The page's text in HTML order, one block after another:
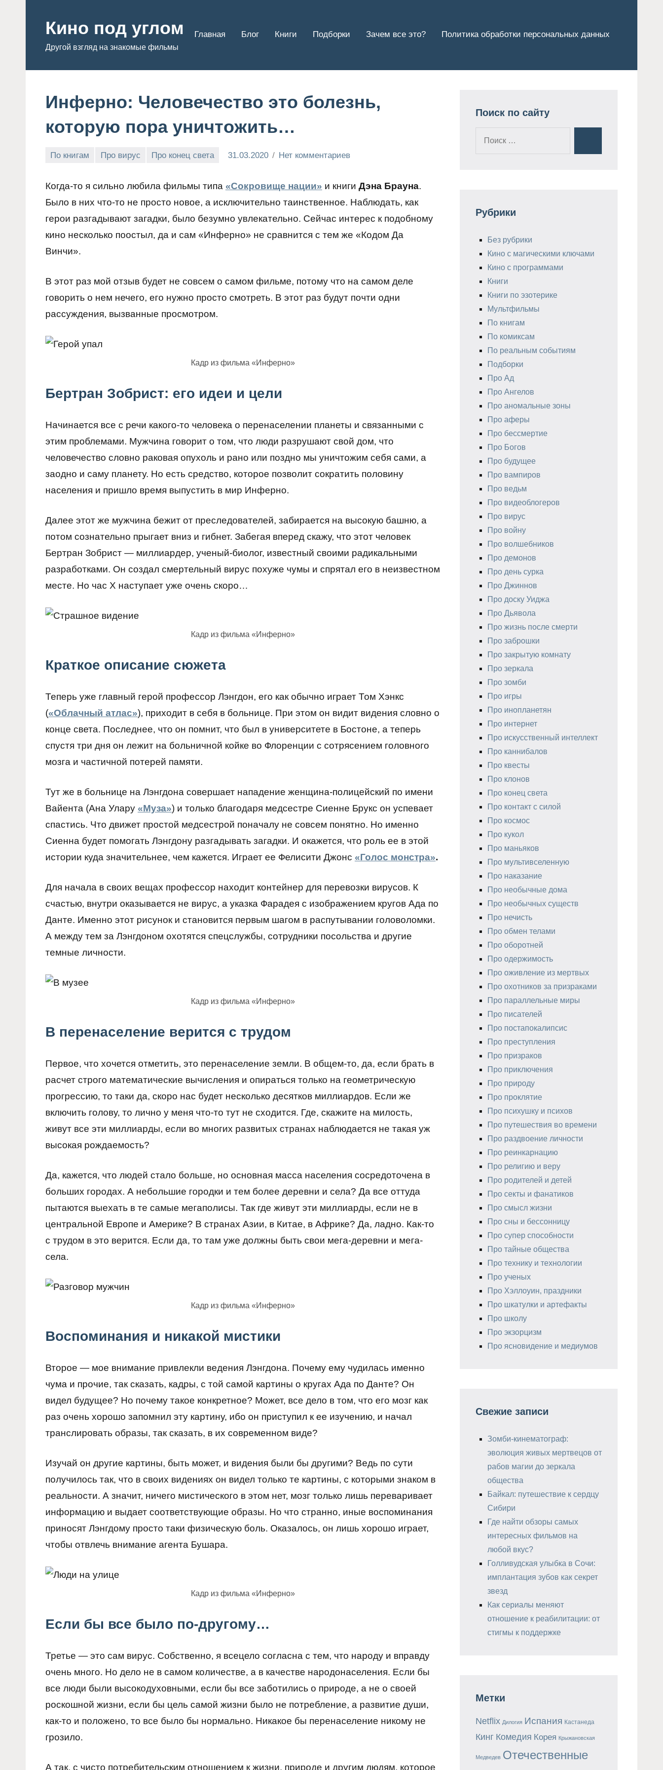
содержимому
Кино под углом
Другой взгляд на знакомые фильмы
Главная Блог Книги Подборки Зачем все это? Политика обработки персональных данных
Инферно: Человечество это болезнь,
которую пора уничтожить…
По книгам Про вирус Про конец света 31.03.2020 Нет комментариев
Когда-то я сильно любила фильмы типа «Сокровище нации» и книги Дэна Брауна.
Было в них что-то не просто новое, а исключительно таинственное. Наблюдать, как
герои разгадывают загадки, было безумно увлекательно. Сейчас интерес к подобному
кино несколько поостыл, да и сам «Инферно» не сравнится с тем же «Кодом Да
Винчи».
В этот раз мой отзыв будет не совсем о самом фильме, потому что на самом деле
говорить о нем нечего, его нужно просто смотреть. В этот раз будут почти одни
рассуждения, вызванные просмотром.
Кадр из фильма «Инферно»
Бертран Зобрист: его идеи и цели
Начинается все с речи какого-то человека о перенаселении планеты и связанными с
этим проблемами. Мужчина говорит о том, что люди разрушают свой дом, что
человечество словно раковая опухоль и рано или поздно мы уничтожим себя сами, а
заодно и саму планету. Но есть средство, которое позволит сократить половину
населения и пришло время выпустить в мир Инферно.
Далее этот же мужчина бежит от преследователей, забирается на высокую башню, а
потом сознательно прыгает вниз и гибнет. Забегая вперед скажу, что этот человек
Бертран Зобрист — миллиардер, ученый-биолог, известный своими радикальными
разработками. Он создал смертельный вирус похуже чумы и спрятал его в неизвестном
месте. Но час Х наступает уже очень скоро…
Кадр из фильма «Инферно»
Краткое описание сюжета
Теперь уже главный герой профессор Лэнгдон, его как обычно играет Том Хэнкс
(«Облачный атлас»), приходит в себя в больнице. При этом он видит видения словно о
конце света. Последнее, что он помнит, что был в университете в Бостоне, а теперь
спустя три дня он лежит на больничной койке во Флоренции с сотрясением головного
мозга и частичной потерей памяти.
Тут же в больнице на Лэнгдона совершает нападение женщина-полицейский по имени
Вайента (Ана Улару «Муза») и только благодаря медсестре Сиенне Брукс он успевает
спастись. Что движет простой медсестрой поначалу не совсем понятно. Но именно
Сиенна будет помогать Лэнгдону разгадывать загадки. И окажется, что роль ее в этой
истории куда значительнее, чем кажется. Играет ее Фелисити Джонс «Голос монстра».
Для начала в своих вещах профессор находит контейнер для перевозки вирусов. К
счастью, внутри оказывается не вирус, а указка Фарадея с изображением кругов Ада по
Данте. Именно этот рисунок и становится первым шагом в распутывании головоломки.
А между тем за Лэнгдоном охотятся спецслужбы, сотрудники посольства и другие
темные личности.
Кадр из фильма «Инферно»
В перенаселение верится с трудом
Первое, что хочется отметить, это перенаселение земли. В общем-то, да, если брать в
расчет строго математические вычисления и опираться только на геометрическую
прогрессию, то таки да, скоро нас будет несколько десятков миллиардов. Если же
включить голову, то лично у меня что-то тут не сходится. Где, скажите на милость,
живут все эти миллиарды, если во многих развитых странах наблюдается не такая уж
высокая рождаемость?
Да, кажется, что людей стало больше, но основная масса населения сосредоточена в
больших городах. А небольшие городки и тем более деревни и села? Да все оттуда
пытаются выехать в те самые мегаполисы. Так где живут эти миллиарды, если не в
центральной Европе и Америке? В странах Азии, в Китае, в Африке? Да, ладно. Как-то
с трудом в это верится. Если да, то там уже должны быть свои мега-деревни и мега-
села.
Кадр из фильма «Инферно»
Воспоминания и никакой мистики
Второе — мое внимание привлекли ведения Лэнгдона. Почему ему чудилась именно
чума и прочие, так сказать, кадры, с той самой картины о кругах Ада по Данте? Он
видел будущее? Но почему такое конкретное? Может, все дело в том, что его мозг как
раз очень хорошо запомнил эту картину, ибо он приступил к ее изучению, и начал
транслировать образы, так сказать, в их современном виде?
Изучай он другие картины, быть может, и видения были бы другими? Ведь по сути
получилось так, что в своих видениях он видел только те картины, с которыми знаком в
реальности. А значит, ничего мистического в этом нет, мозг только лишь переваривает
информацию и выдает соответствующие образы. Но что странно, иные воспоминания
приносят Лэнгдому просто таки физическую боль. Оказалось, он лишь хорошо играет,
чтобы отвлечь внимание агента Бушара.
Кадр из фильма «Инферно»
Если бы все было по-другому…
Третье — это сам вирус. Собственно, я всецело согласна с тем, что народу и вправду
очень много. Но дело не в самом количестве, а в качестве народонаселения. Если бы
все люди были высокодуховными, если бы все заботились о природе, а не о своей
роскошной жизни, если бы цель самой жизни было не потребление, а развитие души,
как-то и положено, то все было бы нормально. Никакое бы перенаселение никому не
грозило.
А так, с чисто потребительским отношением к жизни, природе и другим людям, которое
Поиск по сайту
Рубрики
Без рубрики
Кино с магическими ключами
Кино с программами
Книги
Книги по эзотерике
Мультфильмы
По книгам
По комиксам
По реальным событиям
Подборки
Про Ад
Про Ангелов
Про аномальные зоны
Про аферы
Про бессмертие
Про Богов
Про будущее
Про вампиров
Про ведьм
Про видеоблогеров
Про вирус
Про войну
Про волшебников
Про демонов
Про день сурка
Про Джиннов
Про доску Уиджа
Про Дьявола
Про жизнь после смерти
Про заброшки
Про закрытую комнату
Про зеркала
Про зомби
Про игры
Про инопланетян
Про интернет
Про искусственный интеллект
Про каннибалов
Про квесты
Про клонов
Про конец света
Про контакт с силой
Про космос
Про кукол
Про маньяков
Про мультивселенную
Про наказание
Про необычные дома
Про необычных существ
Про нечисть
Про обмен телами
Про оборотней
Про одержимость
Про оживление из мертвых
Про охотников за призраками
Про параллельные миры
Про писателей
Про постапокалипсис
Про преступления
Про призраков
Про приключения
Про природу
Про проклятие
Про психушку и психов
Про путешествия во времени
Про раздвоение личности
Про реинкарнацию
Про религию и веру
Про родителей и детей
Про секты и фанатиков
Про смысл жизни
Про сны и бессонницу
Про супер способности
Про тайные общества
Про технику и технологии
Про ученых
Про Хэллоуин, праздники
Про шкатулки и артефакты
Про школу
Про экзорцизм
Про ясновидение и медиумов
Свежие записи
Зомби-кинематограф:
эволюция живых мертвецов от
рабов магии до зеркала
общества
Байкал: путешествие к сердцу
Сибири
Где найти обзоры самых
интересных фильмов на
любой вкус?
Голливудская улыбка в Сочи:
имплантация зубов как секрет
звезд
Как сериалы меняют
отношение к реабилитации: от
стигмы к поддержке
Метки
Netflix Дилогия Испания Кастанеда
Кинг Комедия Корея Крыжановская
Медведев Отечественные